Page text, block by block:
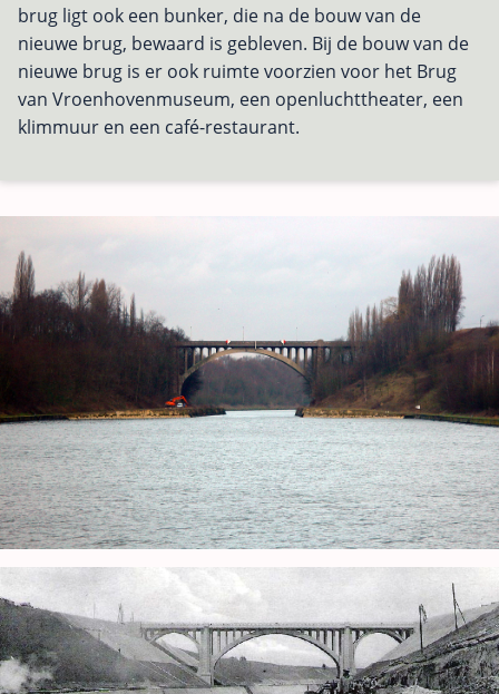
brug ligt ook een bunker, die na de bouw van de
nieuwe brug, bewaard is gebleven. Bij de bouw van de
nieuwe brug is er ook ruimte voorzien voor het Brug
van Vroenhovenmuseum, een openluchttheater, een
klimmuur en een café-restaurant.